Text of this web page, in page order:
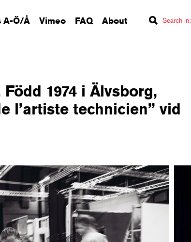
A-Ö/Å Vimeo FAQ About Search in:
1974 i Älvsborg,
l’artiste technicien” vid